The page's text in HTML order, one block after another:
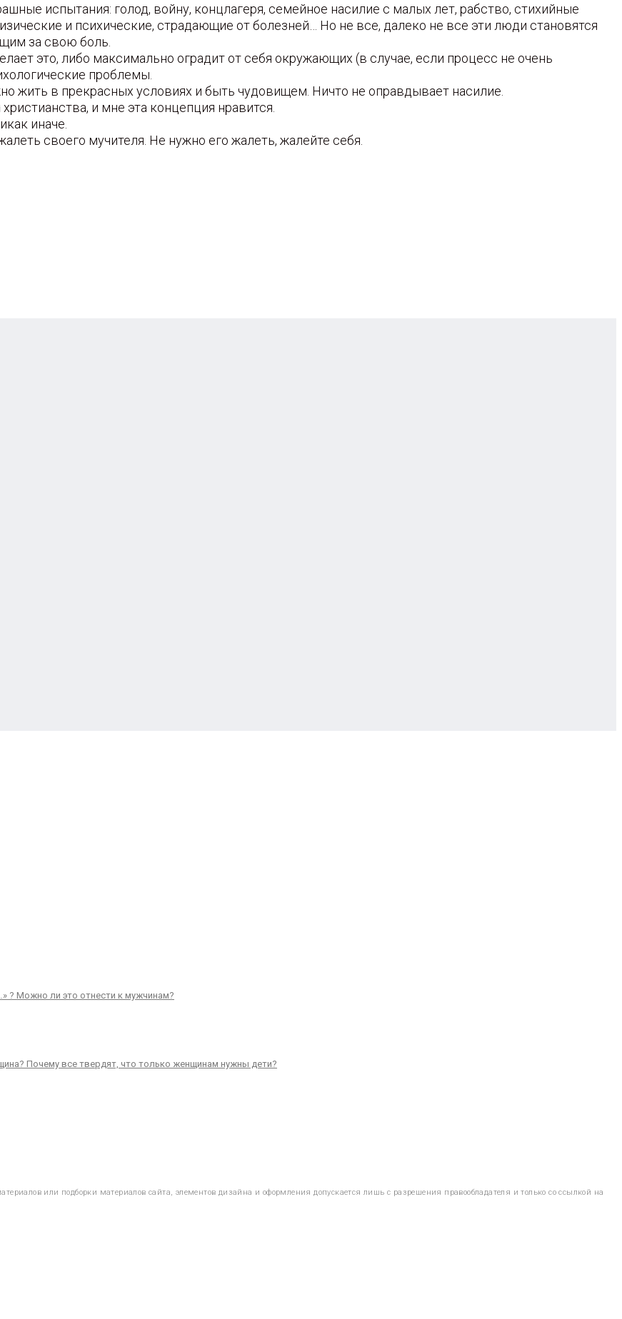
испытания: голод, войну, концлагеря, семейное насилие с малых лет, рабство, стихийные
и психические, страдающие от болезней… Но не все, далеко не все эти люди становятся
за свою боль.
это, либо максимально оградит от себя окружающих (в случае, если процесс не очень
проблемы.
жить в прекрасных условиях и быть чудовищем. Ничто не оправдывает насилие.
и мне эта концепция нравится.
иначе.
своего мучителя. Не нужно его жалеть, жалейте себя.
? Можно ли это отнести к мужчинам?
Почему все твердят, что только женщинам нужны дети?
или подборки материалов сайта, элементов дизайна и оформления допускается лишь с разрешения правообладателя и только со ссылкой на